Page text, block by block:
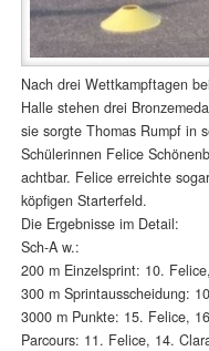
Nach drei Wettkampftagen
Halle stehen drei
sie sorgte Thomas Rumpf in
Schülerinnen Felice
achtbar. Felice erreichte
köpfigen Starterfeld.
Die Ergebnisse im Detail:
Sch-A w.:
200 m Einzelsprint: 10.
300 m Sprintausscheidung:
3000 m Punkte: 15. Felice,
Parcours: 11. Felice, 14.